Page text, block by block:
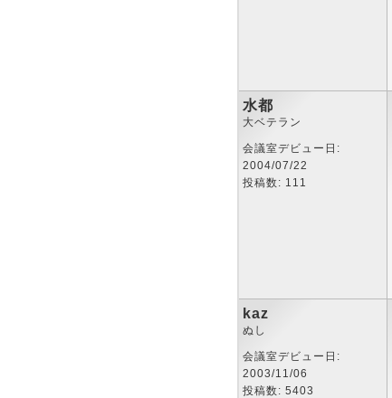
水都
大ベテラン
会議室デビュー日:
2004/07/22
投稿数: 111
kaz
ぬし
会議室デビュー日:
2003/11/06
投稿数: 5403